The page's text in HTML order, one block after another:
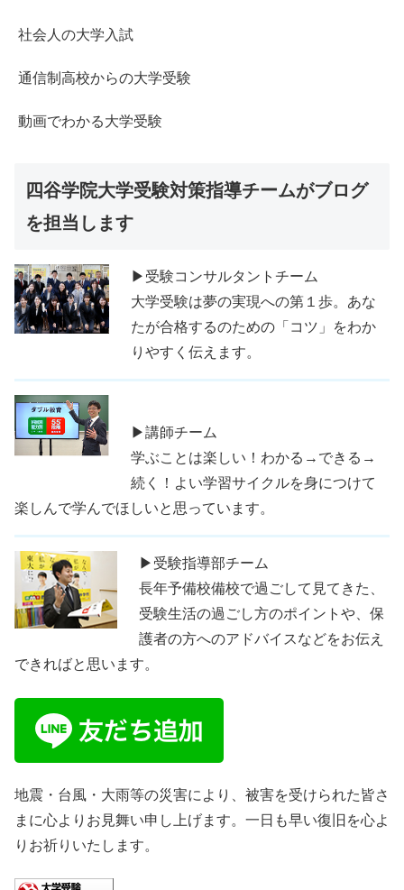
社会人の大学入試
通信制高校からの大学受験
動画でわかる大学受験
四谷学院大学受験対策指導チームがブログ
を担当します
▶受験コンサルタントチーム
大学受験は夢の実現への第１歩。あな
たが合格するのための「コツ」をわか
りやすく伝えます。
▶講師チーム
学ぶことは楽しい！わかる→できる→
続く！よい学習サイクルを身につけて
楽しんで学んでほしいと思っています。
▶受験指導部チーム
長年予備校備校で過ごして見てきた、
受験生活の過ごし方のポイントや、保
護者の方へのアドバイスなどをお伝え
できればと思います。
地震・台風・大雨等の災害により、被害を受けられた皆さ
まに心よりお見舞い申し上げます。一日も早い復旧を心よ
りお祈りいたします。